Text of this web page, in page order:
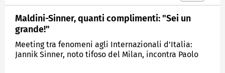
Maldini-Sinner, quanti complimenti: "Sei un
grande!"
Meeting tra fenomeni agli Internazionali d'Italia:
Jannik Sinner, noto tifoso del Milan, incontra Paolo